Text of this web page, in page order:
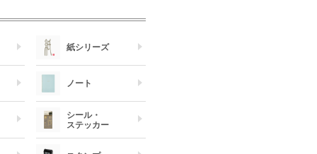
紙シリーズ
ノート
シール・
ステッカー